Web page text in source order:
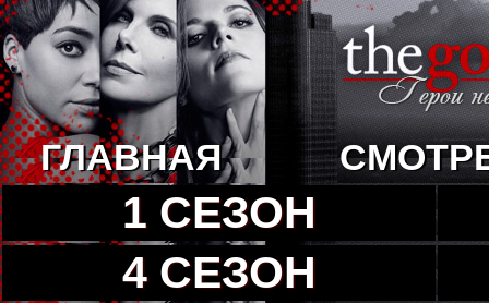
ГЛАВНАЯ
1 СЕЗОН
4 СЕЗОН